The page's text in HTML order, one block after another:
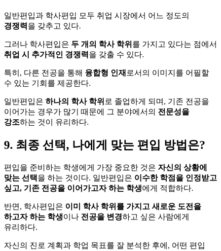
일반편입과 학사편입 모두 취업 시장에서 어느 정도의
경쟁력을 갖추고 있다.
그러나 학사편입은 두 개의 학사 학위 를 가지고 있다는 점에서
취업 시 추가적인 경쟁력을 갖출 수 있다.
특히, 다른 전공을 통해 융합형 인재 로서의 이미지를 어필할
수 있는 기회를 제공한다.
일반편입은 하나의 학사 학위 로 졸업하게 되며, 기존 전공을
이어가는 경우가 많기 때문에 그 분야에서의 전문성을
강조하는 것이 유리하다.
9. 최종 선택, 나에게 맞는 편입 방법은?
편입을 준비하는 학생에게 가장 중요한 것은 자신의 상황에
맞는 선택을 하는 것이다. 일반편입은 이수한 학점을 인정받고
싶고, 기존 전공을 이어가고자 하는 학생에게 적합하다.
반면, 학사편입은 이미 학사 학위를 가지고 새로운 도전을
하고자 하는 학생이나 전공을 변경하고 싶은 사람에게
유리하다.
자신의 진로 계획과 학업 목표를 잘 분석한 후에, 어떤 편입